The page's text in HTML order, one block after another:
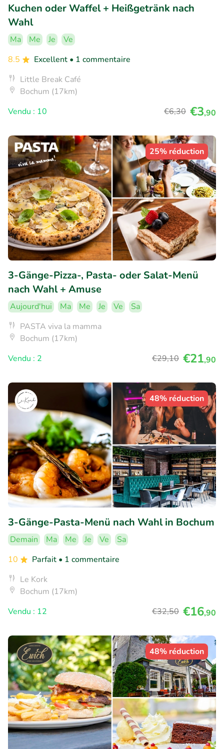
Kuchen oder Waffel + Heißgetränk nach
Wahl
Ma Me Je
Ve
8.5
Excellent • 1 commentaire
Little Break Café
Bochum (17km)
Vendu : 10
€6,30 €3,90
25% réduction
3-Gänge-Pizza-, Pasta- oder Salat-Menü
nach Wahl + Amuse
Aujourd'hui Ma Me Je Ve
Sa
PASTA viva la mamma
Bochum (17km)
Vendu : 2
€29,10 €21,90
48% réduction
3-Gänge-Pasta-Menü nach Wahl in Bochum
Demain Ma Me Je Ve
Sa
10
Parfait • 1 commentaire
Le Kork
Bochum (17km)
Vendu : 12
€32,50 €16,90
48% réduction